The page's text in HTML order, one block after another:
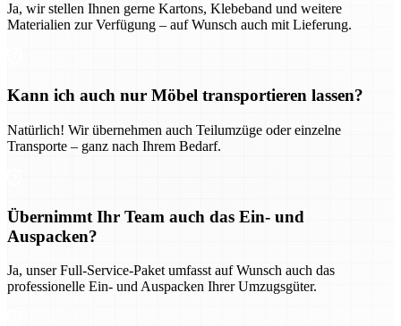
Ja, wir stellen Ihnen gerne Kartons, Klebeband und weitere
Materialien zur Verfügung – auf Wunsch auch mit Lieferung.
Kann ich auch nur Möbel transportieren lassen?
Natürlich! Wir übernehmen auch Teilumzüge oder einzelne
Transporte – ganz nach Ihrem Bedarf.
Übernimmt Ihr Team auch das Ein- und
Auspacken?
Ja, unser Full-Service-Paket umfasst auf Wunsch auch das
professionelle Ein- und Auspacken Ihrer Umzugsgüter.